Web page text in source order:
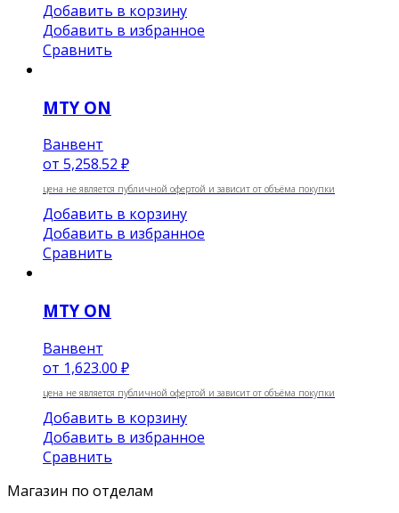
Добавить в корзину
Добавить в избранное
Сравнить
MTY ON
Ванвент
от 5,258.52 ₽
цена не является публичной офертой и зависит от объёма покупки
Добавить в корзину
Добавить в избранное
Сравнить
MTY ON
Ванвент
от 1,623.00 ₽
цена не является публичной офертой и зависит от объёма покупки
Добавить в корзину
Добавить в избранное
Сравнить
Магазин по отделам